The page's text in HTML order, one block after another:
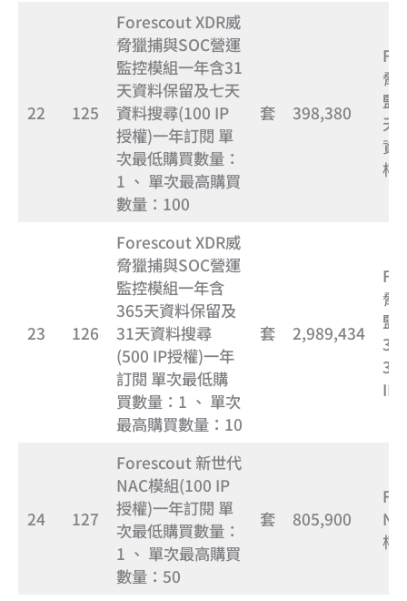
22 125
Forescout XDR威
脅獵捕與SOC營運
監控模組一年含31
天資料保留及七天
資料搜尋(100 IP
授權)一年訂閱 單
次最低購買數量：
1 、 單次最高購買
數量：100
套 398,380
脅
監
天
資
權
23 126
Forescout XDR威
脅獵捕與SOC營運
監控模組一年含
365天資料保留及
31天資料搜尋
(500 IP授權)一年
訂閱 單次最低購
買數量：1 、 單次
最高購買數量：10
套 2,989,434
脅
監
31
IP
24 127
Forescout 新世代
NAC模組(100 IP
授權)一年訂閱 單
次最低購買數量：
1 、 單次最高購買
數量：50
套 805,900
權